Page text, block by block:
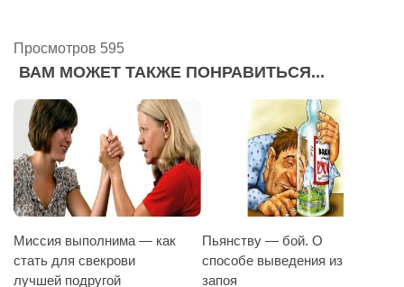
Просмотров 595
ВАМ МОЖЕТ ТАКЖЕ ПОНРАВИТЬСЯ...
Миссия выполнима — как
стать для свекрови
лучшей подругой
Пьянству — бой. О
способе выведения из
запоя